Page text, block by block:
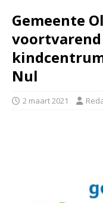
Gemeente
Nul
2 maart 2021